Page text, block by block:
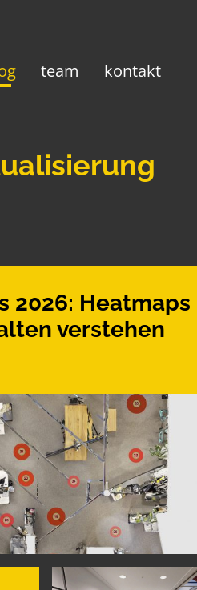
team kontakt
2026: Heatmaps
verstehen